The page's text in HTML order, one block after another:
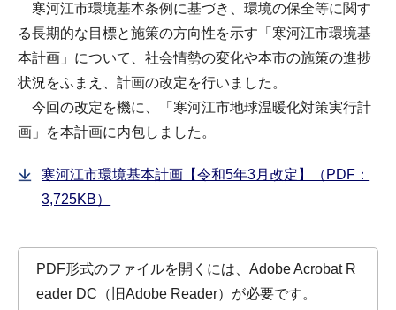
寒河江市環境基本条例に基づき、環境の保全等に関す
る長期的な目標と施策の方向性を示す「寒河江市環境基
本計画」について、社会情勢の変化や本市の施策の進捗
状況をふまえ、計画の改定を行いました。
今回の改定を機に、「寒河江市地球温暖化対策実行計
画」を本計画に内包しました。
寒河江市環境基本計画【令和5年3月改定】（PDF：
3,725KB）
PDF形式のファイルを開くには、Adobe Acrobat R
eader DC（旧Adobe Reader）が必要です。